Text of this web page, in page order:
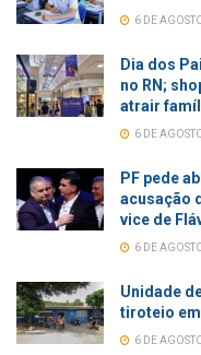
6 DE
Dia dos
no RN;
atrair
6 DE
PF pede
acusação
vice de
6 DE
Unidade
tiroteio em
6 DE